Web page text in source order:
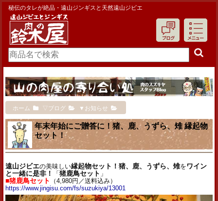
秘伝のタレが絶品・遠山ジンギスと天然遠山ジビエ
ホーム ▽ブログ ▼お知らせ
年末年始にご贈答に！猪、鹿、うずら、雉 縁起物
セット！
遠山ジビエの美味しい縁起物セット！猪、鹿、うずら、雉をワイン
と一緒に是非！
「猪鹿鳥セット 」
■猪鹿鳥セット
（4,980円／送料込み）
https://www.jingisu.com/fs/suzukiya/13001